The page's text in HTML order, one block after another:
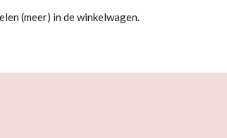
(meer) in de winkelwagen.